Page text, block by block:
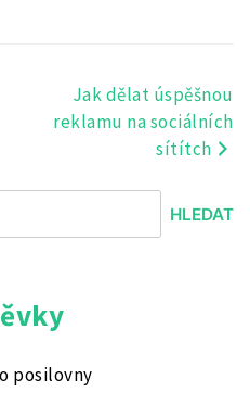
Jak dělat úspěšnou
reklamu na sociálních
sítítch
posilovny